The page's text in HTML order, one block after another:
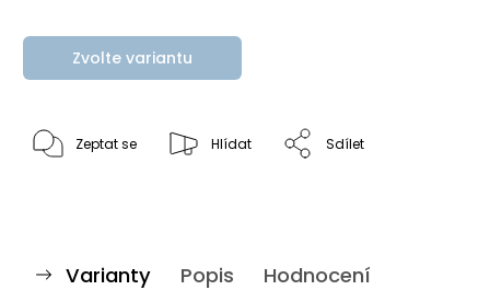
Zvolte variantu
Zeptat se Hlídat Sdílet
Varianty Popis Hodnocení